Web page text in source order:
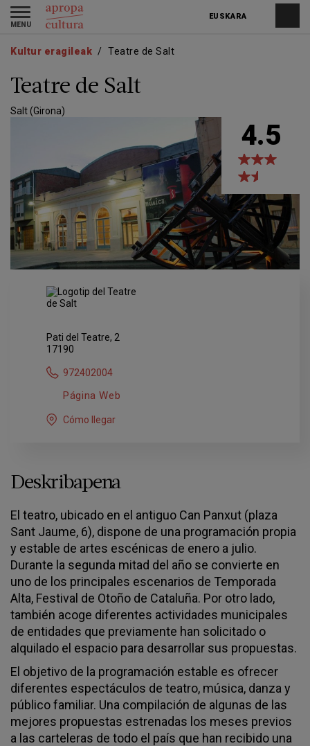
Skip
main
Skip
main
EUSKARA
Toggle
navigation
Kultur eragileak Teatre de Salt
Teatre de Salt
Salt (Girona)
4.5
Pati del Teatre, 2
17190
972402004
Página Web
Cómo llegar
Deskribapena
El teatro, ubicado en el antiguo Can Panxut (plaza
Sant Jaume, 6), dispone de una programación propia
y estable de artes escénicas de enero a julio.
Durante la segunda mitad del año se convierte en
uno de los principales escenarios de Temporada
Alta, Festival de Otoño de Cataluña. Por otro lado,
también acoge diferentes actividades municipales
de entidades que previamente han solicitado o
alquilado el espacio para desarrollar sus propuestas.
El objetivo de la programación estable es ofrecer
diferentes espectáculos de teatro, música, danza y
público familiar. Una compilación de algunas de las
mejores propuestas estrenadas los meses previos
a las carteleras de todo el país que han recibido una